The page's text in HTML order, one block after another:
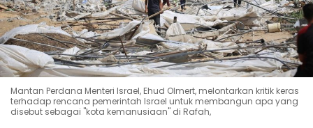
Mantan Perdana Menteri Israel, Ehud Olmert, melontarkan kritik keras
terhadap rencana pemerintah Israel untuk membangun apa yang
disebut sebagai "kota kemanusiaan" di Rafah,